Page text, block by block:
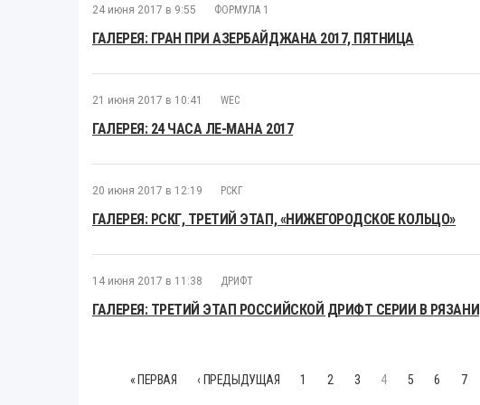
24 июня 2017 в 9:55 ФОРМУЛА 1
ГАЛЕРЕЯ: ГРАН ПРИ АЗЕРБАЙДЖАНА 2017, ПЯТНИЦА
21 июня 2017 в 10:41 WEC
ГАЛЕРЕЯ: 24 ЧАСА ЛЕ-МАНА 2017
20 июня 2017 в 12:19 РСКГ
ГАЛЕРЕЯ: РСКГ, ТРЕТИЙ ЭТАП, «НИЖЕГОРОДСКОЕ КОЛЬЦО»
14 июня 2017 в 11:38 ДРИФТ
ГАЛЕРЕЯ: ТРЕТИЙ ЭТАП РОССИЙСКОЙ ДРИФТ СЕРИИ В РЯЗАНИ
« ПЕРВАЯ ‹ ПРЕДЫДУЩАЯ 1 2 3 4 5 6 7